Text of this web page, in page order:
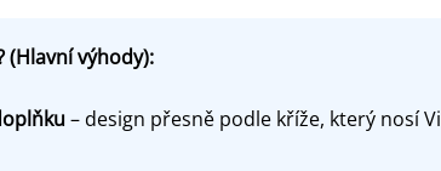
výhody):
– design přesně podle kříže, který nosí